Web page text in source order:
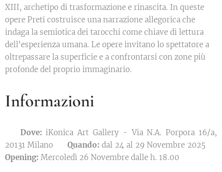
XIII, archetipo di trasformazione e rinascita. In queste
opere Preti costruisce una narrazione allegorica che
indaga la semiotica dei tarocchi come chiave di lettura
dell'esperienza umana. Le opere invitano lo spettatore a
oltrepassare la superficie e a confrontarsi con zone più
profonde del proprio immaginario.
Informazioni
📍 Dove: iKonica Art Gallery - Via N.A. Porpora 16/a,
20131 Milano
📅 Quando: dal 24 al 29 Novembre 2025
Opening: Mercoledì 26 Novembre dalle h. 18.00